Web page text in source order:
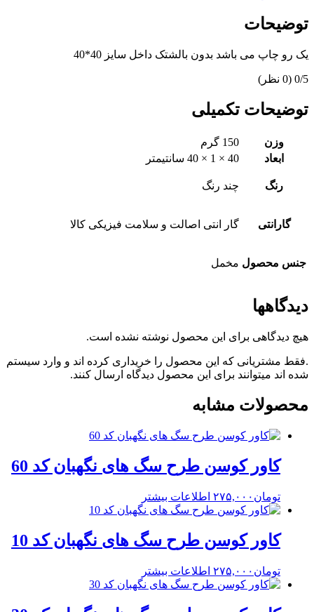
توضیحات
یک رو چاپ می باشد بدون بالشتک داخل سایز 40*40
‫0/5 ‫(0 نظر)
توضیحات تکمیلی
وزن
150 گرم
ابعاد
40 × 1 × 40 سانتیمتر
رنگ چند رنگ
گارانتی گار انتی اصالت و سلامت فیزیکی کالا
جنس محصول مخمل
دیدگاهها
هیچ دیدگاهی برای این محصول نوشته نشده است.
.فقط مشتریانی که این محصول را خریداری کرده اند و وارد سیستم
شده اند میتوانند برای این محصول دیدگاه ارسال کنند.
محصولات مشابه
کاور کوسن طرح سگ های نگهبان کد 60
تومان ۲۷۵,۰۰۰ اطلاعات بیشتر
کاور کوسن طرح سگ های نگهبان کد 10
تومان ۲۷۵,۰۰۰ اطلاعات بیشتر